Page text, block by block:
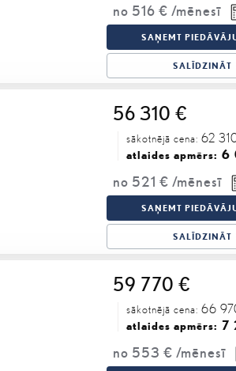
no 516 € /mēnesī
SAŅEMT
SALĪDZINĀT
56 310 €
sākotnējā cena: 62
atlaides apmērs: 6
no 521 € /mēnesī
SAŅEMT
SALĪDZINĀT
59 770 €
sākotnējā cena: 66
atlaides apmērs: 7
no 553 € /mēnesī